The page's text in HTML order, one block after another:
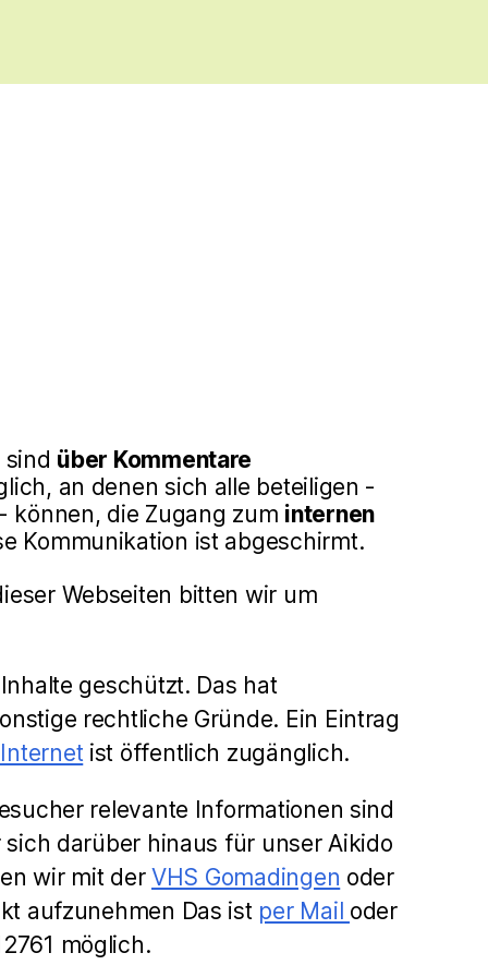
sind über Kommentare
an denen sich alle beteiligen -
können, die Zugang zum internen
Kommunikation ist abgeschirmt.
Webseiten bitten wir um
geschützt. Das hat
rechtliche Gründe. Ein Eintrag
ist öffentlich zugänglich.
relevante Informationen sind
darüber hinaus für unser Aikido
wir mit derVHS Gomadingen oder
aufzunehmen Das ist per Mail oder
möglich.